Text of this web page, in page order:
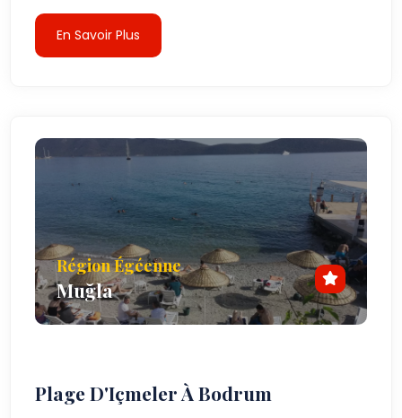
En Savoir Plus
Région Égéenne
Muğla
Plage D'Içmeler À Bodrum